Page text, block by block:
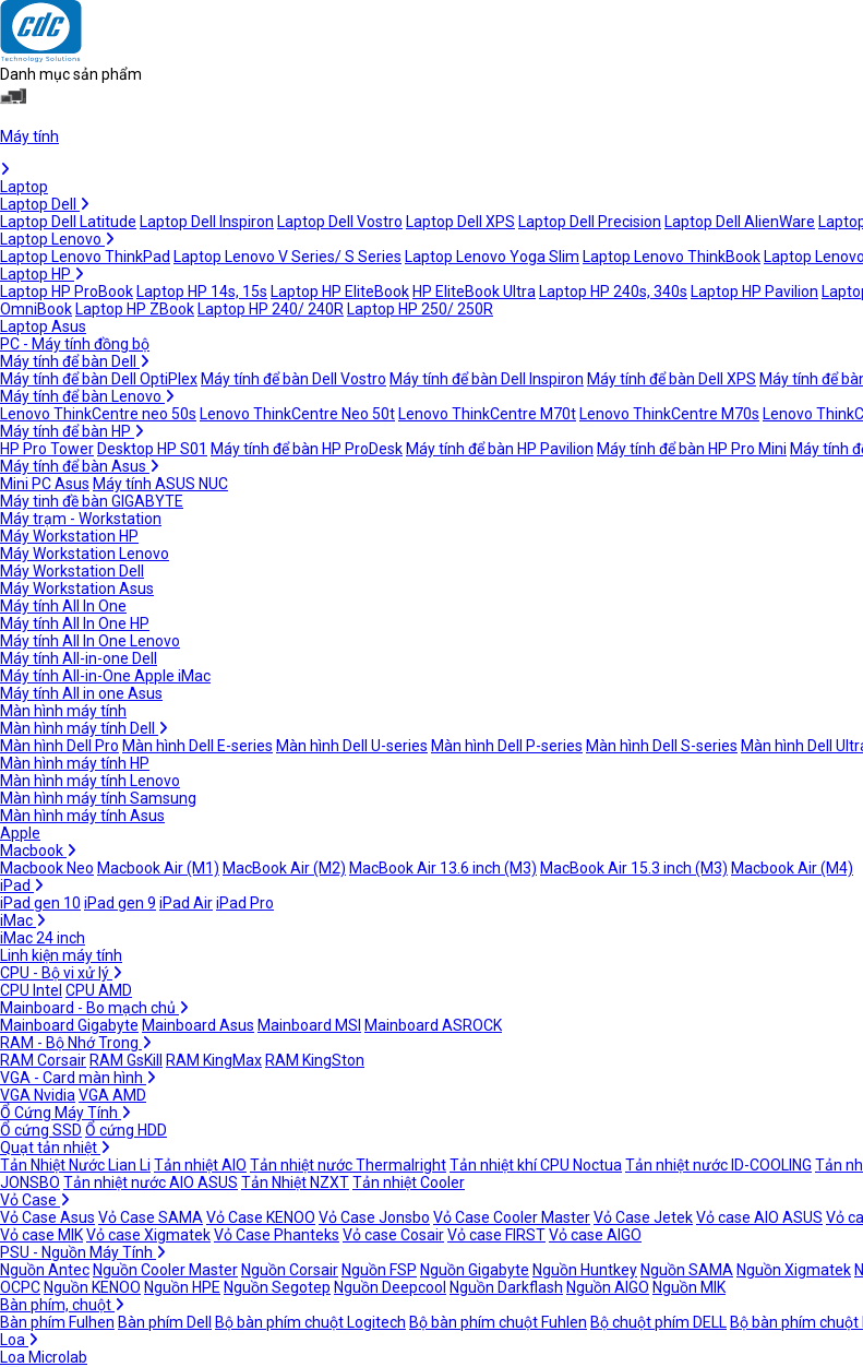
Danh mục sản phẩm
Máy tính
Laptop
Laptop Dell
Laptop Dell Latitude Laptop Dell Inspiron Laptop Dell Vostro Laptop Dell XPS Laptop Dell Precision Laptop Dell AlienWare
Laptop Lenovo
Laptop Lenovo ThinkPad Laptop Lenovo V Series/ S Series Laptop Lenovo Yoga Slim Laptop Lenovo ThinkBook Laptop
Laptop HP
Laptop HP ProBook Laptop HP 14s, 15s Laptop HP EliteBook HP EliteBook Ultra Laptop HP 240s, 340s Laptop HP Pavilion
OmniBook Laptop HP ZBook Laptop HP 240/ 240R Laptop HP 250/ 250R
Laptop Asus
PC - Máy tính đồng bộ
Máy tính để bàn Dell
Máy tính để bàn Dell OptiPlex Máy tính để bàn Dell Vostro Máy tính để bàn Dell Inspiron Máy tính để bàn Dell XPS Máy tính để
Máy tính để bàn Lenovo
Lenovo ThinkCentre neo 50s Lenovo ThinkCentre Neo 50t Lenovo ThinkCentre M70t Lenovo ThinkCentre M70s Lenovo
Máy tính để bàn HP
HP Pro Tower Desktop HP S01 Máy tính để bàn HP ProDesk Máy tính để bàn HP Pavilion Máy tính để bàn HP Pro Mini Máy tính
Máy tính để bàn Asus
Mini PC Asus Máy tính ASUS NUC
Máy tinh đề bàn GIGABYTE
Máy trạm - Workstation
Máy Workstation HP
Máy Workstation Lenovo
Máy Workstation Dell
Máy Workstation Asus
Máy tính All In One
Máy tính All In One HP
Máy tính All In One Lenovo
Máy tính All-in-one Dell
Máy tính All-in-One Apple iMac
Máy tính All in one Asus
Màn hình máy tính
Màn hình máy tính Dell
Màn hình Dell Pro Màn hình Dell E-series Màn hình Dell U-series Màn hình Dell P-series Màn hình Dell S-series Màn hình Dell
Màn hình máy tính HP
Màn hình máy tính Lenovo
Màn hình máy tính Samsung
Màn hình máy tính Asus
Apple
Macbook
Macbook Neo Macbook Air (M1) MacBook Air (M2) MacBook Air 13.6 inch (M3) MacBook Air 15.3 inch (M3) Macbook Air (M4)
iPad
iPad gen 10 iPad gen 9 iPad AiriPad Pro
iMac
iMac 24 inch
Linh kiện máy tính
CPU - Bộ vi xử lý
CPU Intel CPU AMD
Mainboard - Bo mạch chủ
Mainboard Gigabyte Mainboard Asus Mainboard MSI Mainboard ASROCK
RAM - Bộ Nhớ Trong
RAM Corsair RAM GsKill RAM KingMax RAM KingSton
VGA - Card màn hình
VGA Nvidia VGA AMD
Ổ Cứng Máy Tính
Ổ cứng SSD Ổ cứng HDD
Quạt tản nhiệt
Tản Nhiệt Nước Lian Li Tản nhiệt AIO Tản nhiệt nước ThermalrightTản nhiệt khí CPU Noctua Tản nhiệt nước ID-COOLING Tản
JONSBO Tản nhiệt nước AIO ASUS Tản Nhiệt NZXTTản nhiệt Cooler
Vỏ Case
Vỏ Case Asus Vỏ Case SAMA Vỏ Case KENOO Vỏ Case Jonsbo Vỏ Case Cooler MasterVỏ Case JetekVỏ case AIO ASUS Vỏ
Vỏ case MIKVỏ case XigmatekVỏ Case Phanteks Vỏ case CosairVỏ case FIRSTVỏ case AIGO
PSU - Nguồn Máy Tính
Nguồn Antec Nguồn Cooler Master Nguồn Corsair Nguồn FSP Nguồn Gigabyte Nguồn Huntkey Nguồn SAMA Nguồn Xigmatek
OCPC Nguồn KENOO Nguồn HPE Nguồn Segotep Nguồn Deepcool Nguồn Darkflash Nguồn AIGO Nguồn MIK
Bàn phím, chuột
Bàn phím Fulhen Bàn phím Dell Bộ bàn phím chuột Logitech Bộ bàn phím chuột Fuhlen Bộ chuột phím DELL Bộ bàn phím chuột
Loa
Loa Microlab